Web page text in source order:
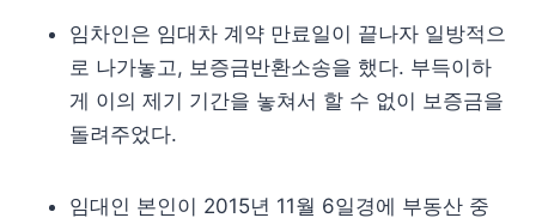
임차인은 임대차 계약 만료일이 끝나자 일방적으
로 나가놓고, 보증금반환소송을 했다. 부득이하
게 이의 제기 기간을 놓쳐서 할 수 없이 보증금을
돌려주었다.
임대인 본인이 2015년 11월 6일경에 부동산 중